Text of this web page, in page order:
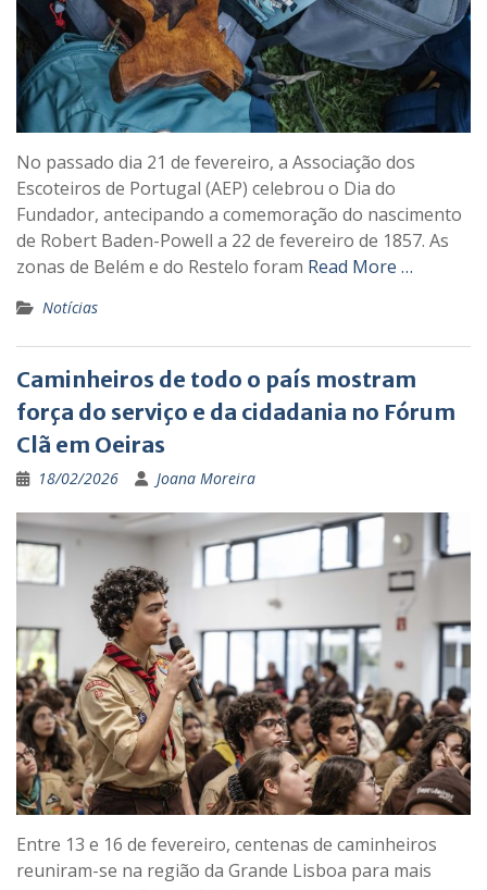
No passado dia 21 de fevereiro, a Associação dos
Escoteiros de Portugal (AEP) celebrou o Dia do
Fundador, antecipando a comemoração do nascimento
de Robert Baden-Powell a 22 de fevereiro de 1857. As
zonas de Belém e do Restelo foram Read More …
Notícias
Caminheiros de todo o país mostram
força do serviço e da cidadania no Fórum
Clã em Oeiras
18/02/2026 Joana Moreira
Entre 13 e 16 de fevereiro, centenas de caminheiros
reuniram-se na região da Grande Lisboa para mais